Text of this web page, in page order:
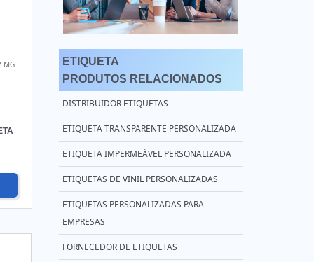
ETIQUETA
PRODUTOS RELACIONADOS
DISTRIBUIDOR ETIQUETAS
ETIQUETA TRANSPARENTE PERSONALIZADA
ETIQUETA IMPERMEÁVEL PERSONALIZADA
ETIQUETAS DE VINIL PERSONALIZADAS
ETIQUETAS PERSONALIZADAS PARA
EMPRESAS
FORNECEDOR DE ETIQUETAS